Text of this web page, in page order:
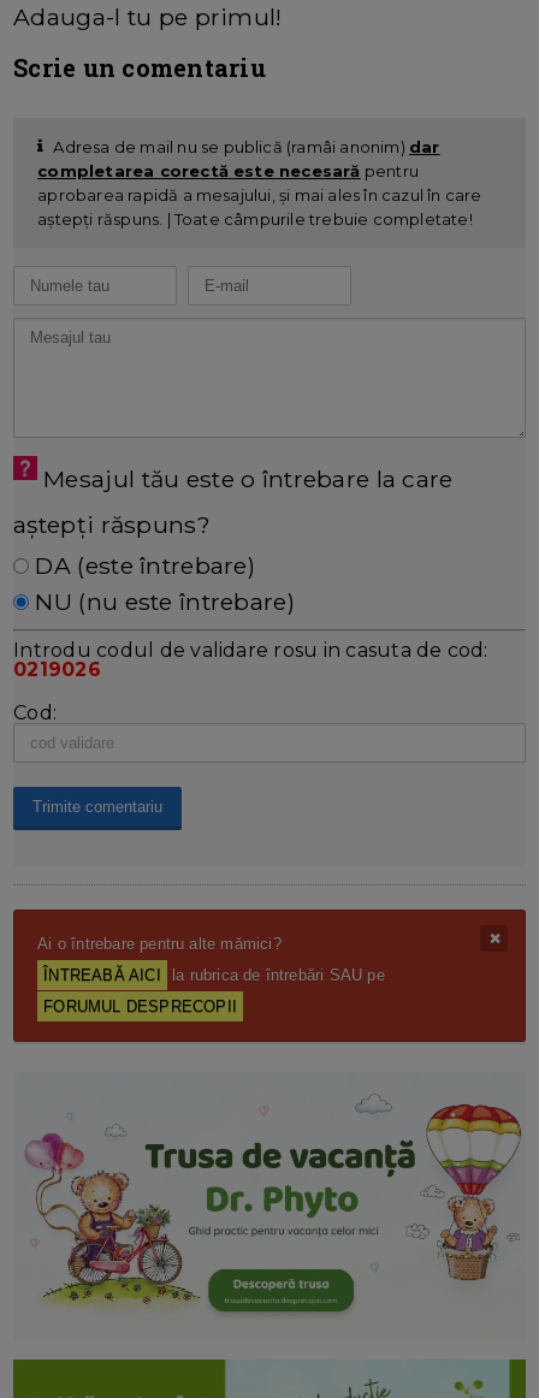
Adauga-l tu pe primul!
Scrie un comentariu
Adresa de mail nu se publică (ramâi anonim) dar
completarea corectă este necesară pentru
aprobarea rapidă a mesajului, și mai ales în cazul în care
aștepți răspuns. | Toate câmpurile trebuie completate!
Mesajul tău este o întrebare la care
aștepți răspuns?
DA (este întrebare)
NU (nu este întrebare)
Introdu codul de validare rosu in casuta de cod:
0219026
Cod:
Ai o întrebare pentru alte mămici?
ÎNTREABĂ AICI
la rubrica de întrebări SAU pe
FORUMUL DESPRECOPII